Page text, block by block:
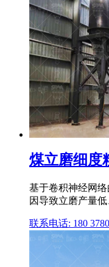
煤立磨细度
基于卷积神经网
因导致立磨产量
联系电话: 180